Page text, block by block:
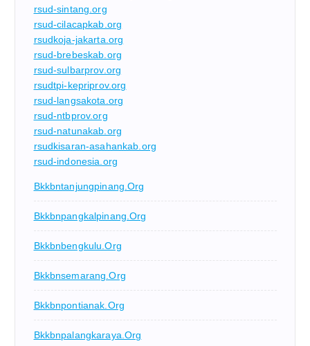
rsud-sintang.org
rsud-cilacapkab.org
rsudkoja-jakarta.org
rsud-brebeskab.org
rsud-sulbarprov.org
rsudtpi-kepriprov.org
rsud-langsakota.org
rsud-ntbprov.org
rsud-natunakab.org
rsudkisaran-asahankab.org
rsud-indonesia.org
Bkkbntanjungpinang.org
Bkkbnpangkalpinang.org
Bkkbnbengkulu.org
Bkkbnsemarang.org
Bkkbnpontianak.org
Bkkbnpalangkaraya.org